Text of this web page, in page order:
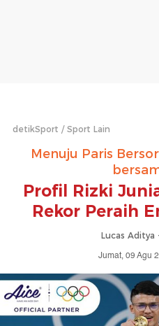
detikSport Sport Lain
Menuju Paris
Profil Rizki
Rekor Peraih
Lucas Aditya
Jumat, 09 Agu